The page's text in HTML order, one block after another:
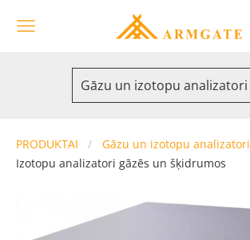
Gāzu un izotopu analizatori
PRODUKTAI
Gāzu un izotopu analizatori
Izotopu analizatori gāzēs un šķidrumos